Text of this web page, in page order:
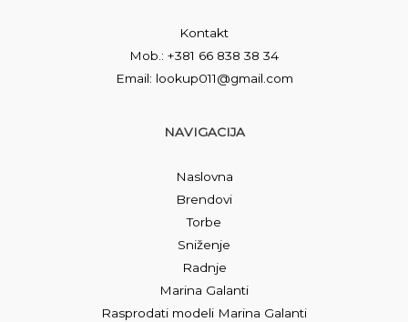
Kontakt
Mob.: +381 66 838 38 34
Email: lookup011@gmail.com
NAVIGACIJA
Naslovna
Brendovi
Torbe
Sniženje
Radnje
Marina Galanti
Rasprodati modeli Marina Galanti